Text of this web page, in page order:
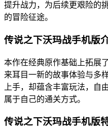
提升战力，为后续更艰险的
的冒险征途。
传说之下沃玛战手机版
本作在经典原作基础上拓展
来耳目一新的故事体验与多
上手，却蕴含丰富玩法，自
属于自己的通关方式。
传说之下沃玛战手机版